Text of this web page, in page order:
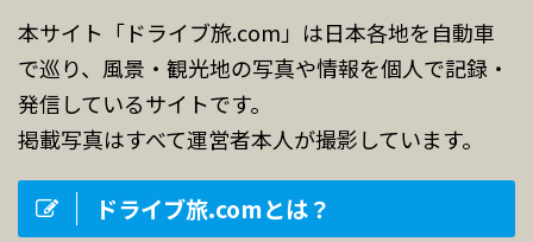
本サイト「ドライブ旅.com」は日本各地を自動車
で巡り、風景・観光地の写真や情報を個人で記録・
発信しているサイトです。
掲載写真はすべて運営者本人が撮影しています。
ドライブ旅.comとは？